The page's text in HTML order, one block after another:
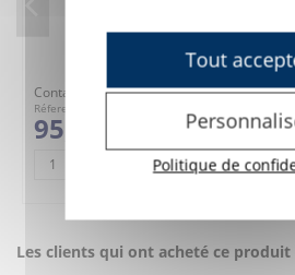
Contacteur Jelly Bean Twist
Réference : 7C40
95,00 €
AJOUTER AU PANIER
Les clients qui ont acheté ce
Tout
Politique de